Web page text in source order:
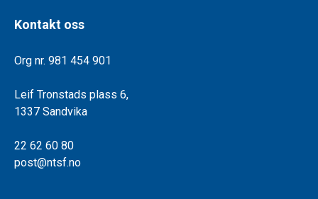
Kontakt oss
Org nr. 981 454 901
Leif Tronstads plass 6,
1337 Sandvika
22 62 60 80
post@ntsf.no